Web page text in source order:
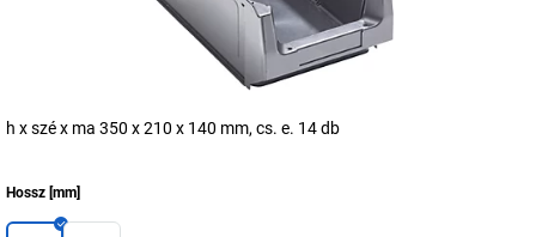
h x szé x ma 350 x 210 x 140 mm, cs. e. 14 db
Hossz [mm]